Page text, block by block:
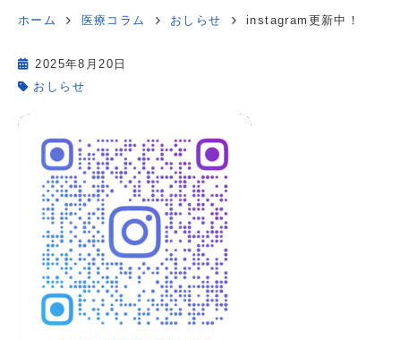
ホーム 医療コラム おしらせ instagram更新中！
2025年8月20日
おしらせ